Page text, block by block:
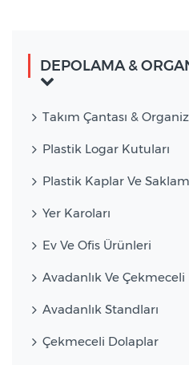
DEPOLAMA &
Takım Çantası &
Plastik Logar Kutuları
Plastik Kaplar Ve
Yer Karoları
Ev Ve Ofis Ürünleri
Avadanlık Ve
Avadanlık Standları
Çekmeceli Dolaplar